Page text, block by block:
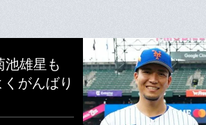
池雄星も
がんばり